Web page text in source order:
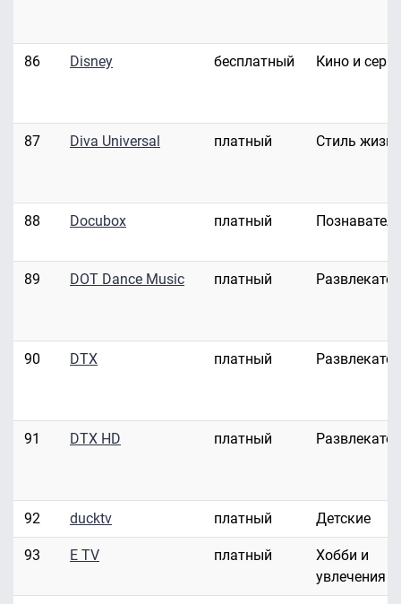
86 Disney бесплатный Кино и
87 Diva Universal платный Стиль жизни
88 Docubox платный
89 DOT Dance Music платный
90 DTX платный
91 DTX HD платный
92 ducktv платный Детские
93 E TV платный
Хобби и
увлечения